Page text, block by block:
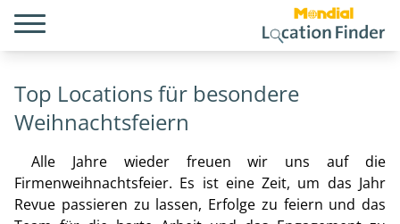
Top Locations für besondere
Weihnachtsfeiern
Alle Jahre wieder freuen wir uns auf die
Firmenweihnachtsfeier. Es ist eine Zeit, um das Jahr
Revue passieren zu lassen, Erfolge zu feiern und das